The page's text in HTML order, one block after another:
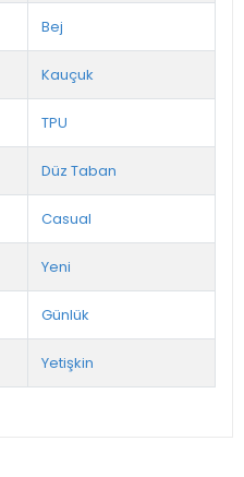
Bej
Kauçuk
TPU
Düz Taban
Casual
Yeni
Günlük
Yetişkin